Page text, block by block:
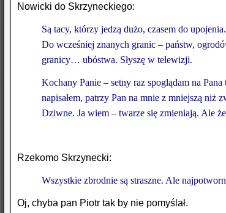
Nowicki do Skrzyneckiego:
Są tacy, którzy jedzą dużo, czasem do
Do wcześniej znanych granic – państw,
granicy… ubóstwa. Słyszę w telewizji.
Kochany Panie – setny raz spoglądam na
napisałem, patrzy Pan na mnie z mniejszą niż
Dziwne. Ja wiem – twarze się zmieniają. Ale
Rzekomo Skrzynecki:
Wszystkie zbrodnie są straszne. Ale
Oj, chyba pan Piotr tak by nie pomyślał.